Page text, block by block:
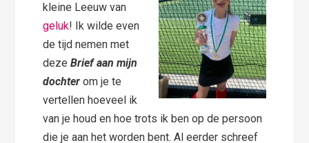
kleine Leeuw van
geluk! Ik wilde even
de tijd nemen met
dezeBrief aan mijn
dochter om je te
vertellen hoeveel ik
van je houd en hoe trots ik ben op de persoon
die je aan het worden bent. Al eerder schreef